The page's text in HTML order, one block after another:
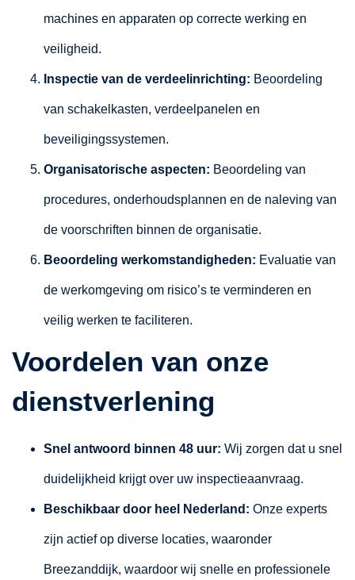
machines en apparaten op correcte werking en
veiligheid.
Inspectie van de verdeelinrichting: Beoordeling
van schakelkasten, verdeelpanelen en
beveiligingssystemen.
Organisatorische aspecten: Beoordeling van
procedures, onderhoudsplannen en de naleving van
de voorschriften binnen de organisatie.
Beoordeling werkomstandigheden: Evaluatie van
de werkomgeving om risico’s te verminderen en
veilig werken te faciliteren.
Voordelen van onze
dienstverlening
Snel antwoord binnen 48 uur: Wij zorgen dat u snel
duidelijkheid krijgt over uw inspectieaanvraag.
Beschikbaar door heel Nederland: Onze experts
zijn actief op diverse locaties, waaronder
Breezanddijk, waardoor wij snelle en professionele